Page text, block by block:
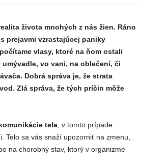
života mnohých z nás žien. Ráno
prejavmi vzrastajúcej paniky
vlasy, ktoré na ňom ostali
vo vani, na oblečení, či
Dobrá správa je, že strata
Zlá správa, že tých príčin môže
tela , v tomto prípade
Telo sa vás snaží upozorniť na zmenu,
na chorobný stav, ktorý v organizme